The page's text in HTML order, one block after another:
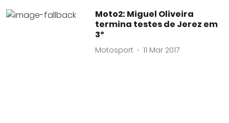
Moto2: Miguel Oliveira
termina testes de Jerez em
3º
Motosport 11 Mar 2017